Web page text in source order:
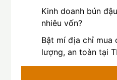
Kinh doanh bún
nhiêu vốn?
Bật mí địa chỉ mua
lượng, an toàn tại